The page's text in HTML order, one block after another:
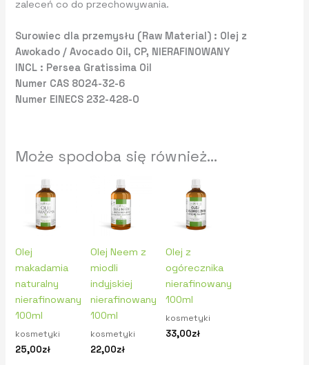
zaleceń co do przechowywania.
Surowiec dla przemysłu (Raw Material) : Olej z
Awokado / Avocado Oil, CP, NIERAFINOWANY
INCL : Persea Gratissima Oil
Numer CAS 8024-32-6
Numer EINECS 232-428-0
Może spodoba się również…
Olej
makadamia
naturalny
nierafinowany
100ml
kosmetyki
25,00zł
Olej Neem z
miodli
indyjskiej
nierafinowany
100ml
kosmetyki
22,00zł
Olej z
ogórecznika
nierafinowany
100ml
kosmetyki
33,00zł